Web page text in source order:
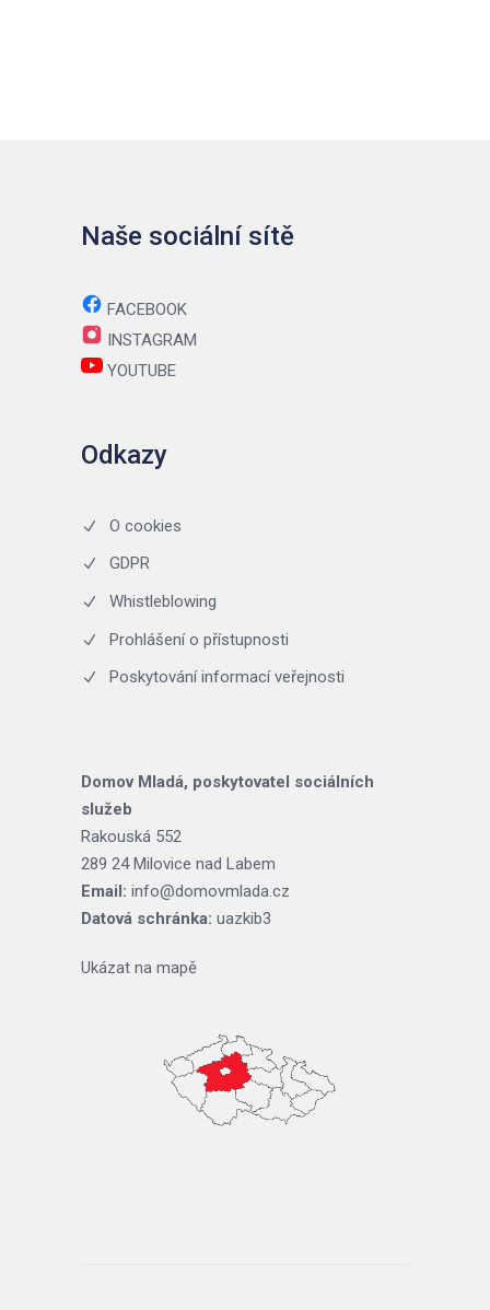
Naše sociální sítě
FACEBOOK
INSTAGRAM
YOUTUBE
Odkazy
O cookies
GDPR
Whistleblowing
Prohlášení o přístupnosti
Poskytování informací veřejnosti
Domov Mladá, poskytovatel sociálních
služeb
Rakouská 552
289 24 Milovice nad Labem
Email: info@domovmlada.cz
Datová schránka: uazkib3
Ukázat na mapě